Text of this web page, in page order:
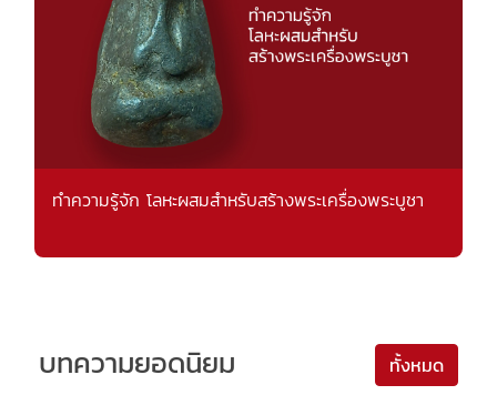
ทำความรู้จัก โลหะผสมสำหรับสร้างพระเครื่องพระบูชา
บทความยอดนิยม ทั้งหมด